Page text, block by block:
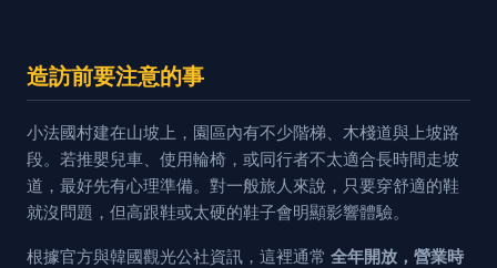
造訪前要注意的事
小法國村建在山坡上，園區內有不少階梯、木棧道與上坡路
段。若推嬰兒車、使用輪椅，或同行者不太適合長時間走坡
道，最好先有心理準備。對一般旅人來說，只要穿舒適的鞋
就沒問題，但高跟鞋或太硬的鞋子會明顯影響體驗。
根據官方與韓國觀光公社資訊，這裡通常 全年開放，營業時